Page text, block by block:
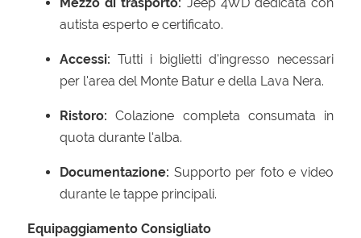
autista esperto e certificato.
Accessi: Tutti i biglietti d'ingresso necessari
per l'area del Monte Batur e della Lava Nera.
Ristoro: Colazione completa consumata in
quota durante l'alba.
Documentazione: Supporto per foto e video
durante le tappe principali.
Equipaggiamento Consigliato